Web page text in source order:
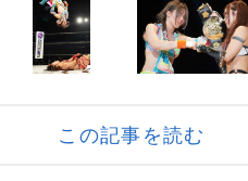
この記事を読む